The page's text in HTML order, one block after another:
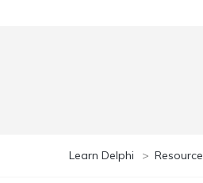
Learn Delphi > Resource